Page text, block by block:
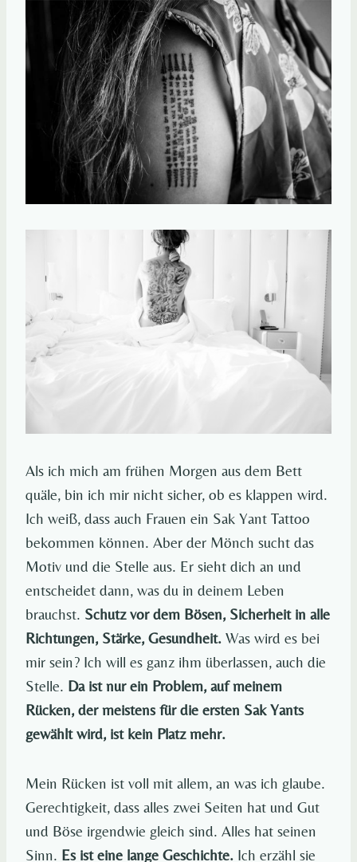
Als ich mich am frühen Morgen aus dem Bett
quäle, bin ich mir nicht sicher, ob es klappen wird.
Ich weiß, dass auch Frauen ein Sak Yant Tattoo
bekommen können. Aber der Mönch sucht das
Motiv und die Stelle aus. Er sieht dich an und
entscheidet dann, was du in deinem Leben
brauchst. Schutz vor dem Bösen, Sicherheit in alle
Richtungen, Stärke, Gesundheit. Was wird es bei
mir sein? Ich will es ganz ihm überlassen, auch die
Stelle. Da ist nur ein Problem, auf meinem
Rücken, der meistens für die ersten Sak Yants
gewählt wird, ist kein Platz mehr.
Mein Rücken ist voll mit allem, an was ich glaube.
Gerechtigkeit, dass alles zwei Seiten hat und Gut
und Böse irgendwie gleich sind. Alles hat seinen
Sinn. Es ist eine lange Geschichte. Ich erzähl sie